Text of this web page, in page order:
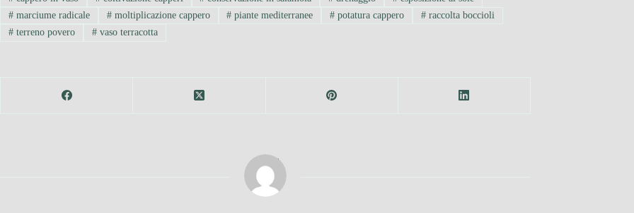
#marciume radicale #moltiplicazione cappero # piante mediterranee # potatura cappero # raccolta boccioli
#terreno povero #vaso terracotta